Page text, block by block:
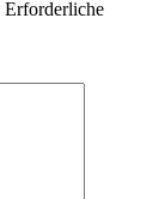
Erforderliche